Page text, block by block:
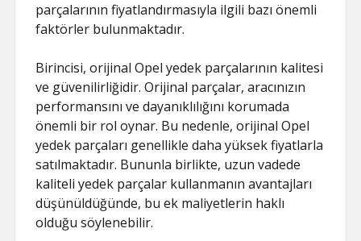
parçalarının fiyatlandırmasıyla ilgili bazı önemli
faktörler bulunmaktadır.
Birincisi, orijinal Opel yedek parçalarının kalitesi
ve güvenilirliğidir. Orijinal parçalar, aracınızın
performansını ve dayanıklılığını korumada
önemli bir rol oynar. Bu nedenle, orijinal Opel
yedek parçaları genellikle daha yüksek fiyatlarla
satılmaktadır. Bununla birlikte, uzun vadede
kaliteli yedek parçalar kullanmanın avantajları
düşünüldüğünde, bu ek maliyetlerin haklı
olduğu söylenebilir.